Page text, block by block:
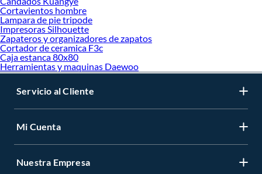
Cortavientos hombre
Lampara de pie tripode
Impresoras Silhouette
Zapateros y organizadores de zapatos
Cortador de ceramica F3c
Caja estanca 80x80
Herramientas y maquinas Daewoo
Servicio al Cliente
Mi Cuenta
Nuestra Empresa